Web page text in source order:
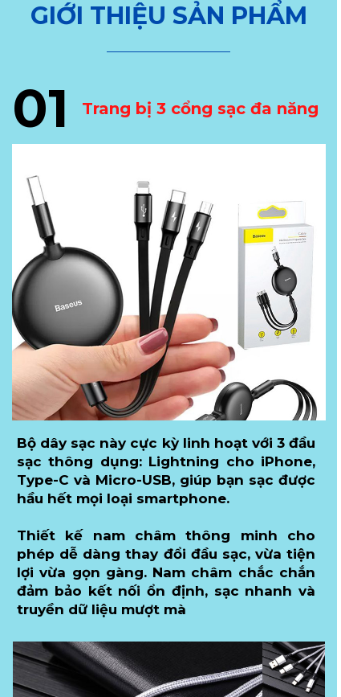
GIỚI THIỆU SẢN PHẨM
Bộ dây sạc này cực kỳ linh hoạt với 3 đầu
sạc thông dụng: Lightning cho iPhone,
Type-C và Micro-USB, giúp bạn sạc được
hầu hết mọi loại smartphone.
Thiết kế nam châm thông minh cho
phép dễ dàng thay đổi đầu sạc, vừa tiện
lợi vừa gọn gàng. Nam châm chắc chắn
đảm bảo kết nối ổn định, sạc nhanh và
truyền dữ liệu mượt mà
01 Trang bị 3 cổng sạc đa năng